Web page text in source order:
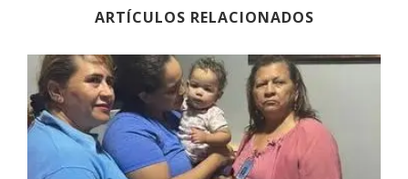
ARTÍCULOS RELACIONADOS